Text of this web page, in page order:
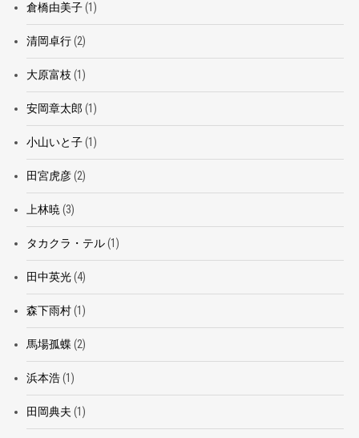
倉橋由美子(1)
清岡卓行(2)
大原富枝 (1)
安岡章太郎 (1)
小山いと子(1)
田宮虎彦(2)
上林暁(3)
タカクラ・テル(1)
田中英光(4)
森下雨村(1)
馬場孤蝶 (2)
浜本浩(1)
田岡典夫 (1)